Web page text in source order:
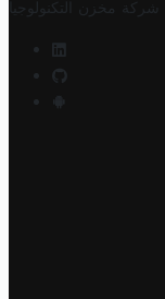
شركة مخزن التكنولوجيا